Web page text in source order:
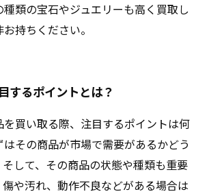
類の宝石やジュエリーも高く買取し
持ちください。
するポイントとは？
買い取る際、注目するポイントは何
その商品が市場で需要があるかどう
して、その商品の状態や種類も重要
や汚れ、動作不良などがある場合は